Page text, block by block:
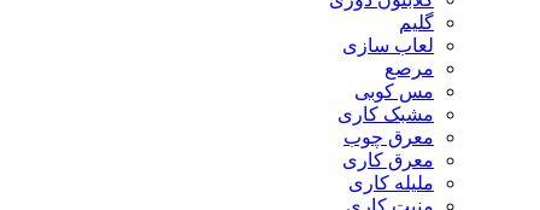
گلیم
لعاب سازی
مرصع
مس کوبی
مشبک کاری
معرق چوب
معرق کاری
مليله کاری